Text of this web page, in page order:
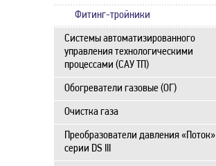
Фитинг-тройники
Системы автоматизированного
управления технологическими
процессами (САУ ТП)
Обогреватели газовые (ОГ)
Очистка газа
Преобразователи давления «Поток»
серии DS III